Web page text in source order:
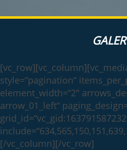
style=“pagination“
element_width=“2″
arrow_01_left“
[/vc_column][/vc_row]